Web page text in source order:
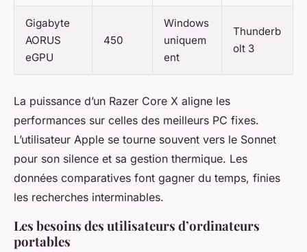
Gigabyte
AORUS
eGPU
450
Windows
uniquem
ent
Thunderb
olt 3
La puissance d’un Razer Core X aligne les
performances sur celles des meilleurs PC fixes.
L’utilisateur Apple se tourne souvent vers le Sonnet
pour son silence et sa gestion thermique. Les
données comparatives font gagner du temps, finies
les recherches interminables.
Les besoins des utilisateurs d’ordinateurs
portables